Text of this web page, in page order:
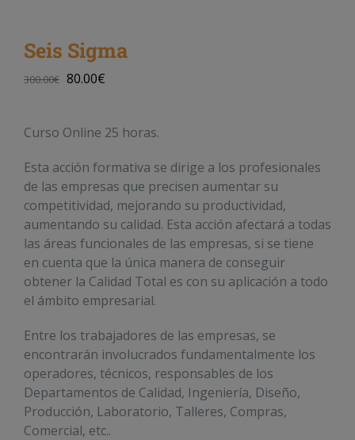
Seis Sigma
300.00€ 80.00€
Curso Online 25 horas.
Esta acción formativa se dirige a los profesionales
de las empresas que precisen aumentar su
competitividad, mejorando su productividad,
aumentando su calidad. Esta acción afectará a todas
las áreas funcionales de las empresas, si se tiene
en cuenta que la única manera de conseguir
obtener la Calidad Total es con su aplicación a todo
el ámbito empresarial.
Entre los trabajadores de las empresas, se
encontrarán involucrados fundamentalmente los
operadores, técnicos, responsables de los
Departamentos de Calidad, Ingeniería, Diseño,
Producción, Laboratorio, Talleres, Compras,
Comercial, etc..